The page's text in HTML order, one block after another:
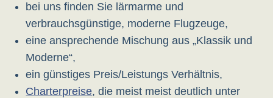
bei uns finden Sie lärmarme und
verbrauchsgünstige, moderne Flugzeuge,
eine ansprechende Mischung aus „Klassik und
Moderne“,
ein günstiges Preis/Leistungs Verhältnis,
Charterpreise, die meist meist deutlich unter